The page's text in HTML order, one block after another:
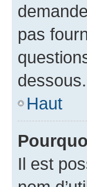
pas
dessous.
Haut
Il est